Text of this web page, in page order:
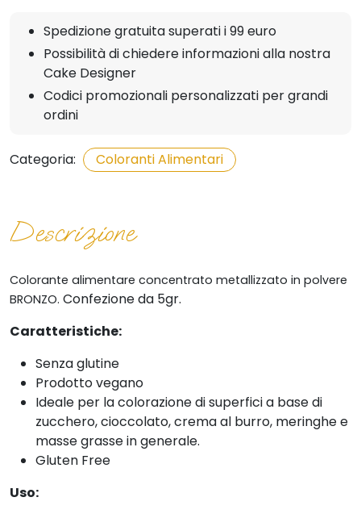
AZO
FREE
quantità
Spedizione gratuita superati i 99 euro
Possibilità di chiedere informazioni alla nostra
Cake Designer
Codici promozionali personalizzati per grandi
ordini
Categoria: Coloranti Alimentari
Descrizione
Colorante alimentare concentrato metallizzato in polvere
BRONZO. Confezione da 5gr.
Caratteristiche:
Senza glutine
Prodotto vegano
Ideale per la colorazione di superfici a base di
zucchero, cioccolato, crema al burro, meringhe e
masse grasse in generale.
Gluten Free
Uso: